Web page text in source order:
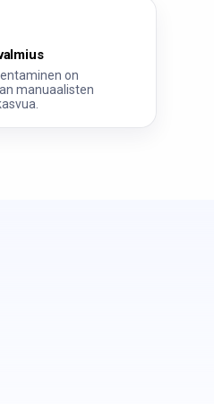
on
manuaalisten